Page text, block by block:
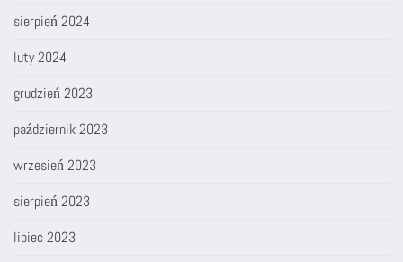
sierpień 2024
luty 2024
grudzień 2023
październik 2023
wrzesień 2023
sierpień 2023
lipiec 2023